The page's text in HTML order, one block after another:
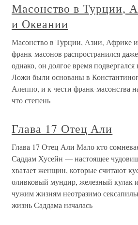
Масонство в Турции,
и Океании
Масонство в Турции, Азии, Африке
франк-масонов распространился
однако, он долгое время
Ложи были основаны в
Алеппо, и к чести франк-масонства
что степень
Глава 17 Отец Али
Глава 17 Отец Али Мало кто
Саддам Хусейн — настоящее
хватает женщин, которые считают
оливковый мундир, железный кулак
чужим жизням неотразимо
жизнь Саддама началась